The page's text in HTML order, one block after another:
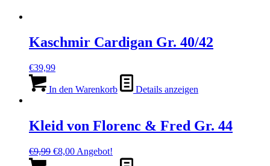
Kaschmir Cardigan Gr. 40/42
€39,99
In den Warenkorb Details anzeigen
Kleid von Florenc & Fred Gr. 44
€9,99 Ursprünglicher
€8,00Aktueller
Angebot!